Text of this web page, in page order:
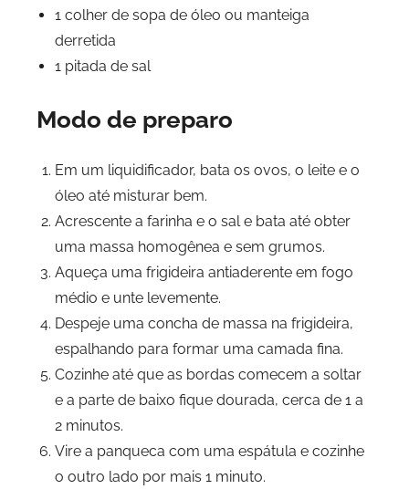
1 colher de sopa de óleo ou manteiga
derretida
1 pitada de sal
Modo de preparo
Em um liquidificador, bata os ovos, o leite e o
óleo até misturar bem.
Acrescente a farinha e o sal e bata até obter
uma massa homogênea e sem grumos.
Aqueça uma frigideira antiaderente em fogo
médio e unte levemente.
Despeje uma concha de massa na frigideira,
espalhando para formar uma camada fina.
Cozinhe até que as bordas comecem a soltar
e a parte de baixo fique dourada, cerca de 1 a
2 minutos.
Vire a panqueca com uma espátula e cozinhe
o outro lado por mais 1 minuto.